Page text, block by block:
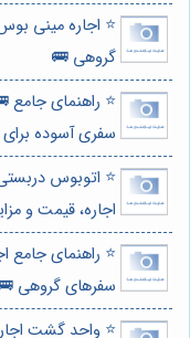
⭐️ اجاره مینی
گروهی 🚌
⭐️ راهنمای
سفری آسوده برای
⭐️ اتوبوس
اجاره، قیمت و
⭐️ راهنمای جامع
سفرهای گروهی
⭐️ واحد گشت